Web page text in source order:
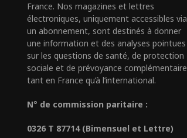
France. Nos magazines et lettres
électroniques, uniquement accessibles via
un abonnement, sont destinés à donner
une information et des analyses pointues
sur les questions de santé, de protection
sociale et de prévoyance complémentaire
tant en France qu’à l’international.
N° de commission paritaire :
0326 T 87714 (Bimensuel et Lettre)